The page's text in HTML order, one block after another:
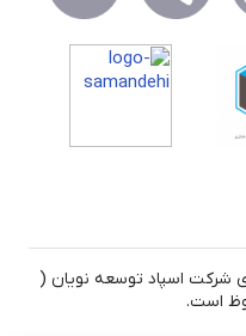
شرکت اسپاد توسعه نویان (
است.